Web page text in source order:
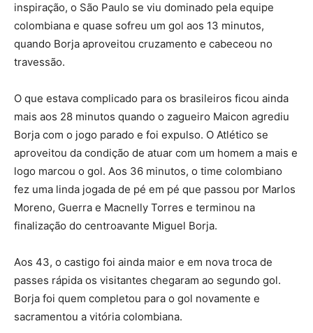
inspiração, o São Paulo se viu dominado pela equipe
colombiana e quase sofreu um gol aos 13 minutos,
quando Borja aproveitou cruzamento e cabeceou no
travessão.
O que estava complicado para os brasileiros ficou ainda
mais aos 28 minutos quando o zagueiro Maicon agrediu
Borja com o jogo parado e foi expulso. O Atlético se
aproveitou da condição de atuar com um homem a mais e
logo marcou o gol. Aos 36 minutos, o time colombiano
fez uma linda jogada de pé em pé que passou por Marlos
Moreno, Guerra e Macnelly Torres e terminou na
finalização do centroavante Miguel Borja.
Aos 43, o castigo foi ainda maior e em nova troca de
passes rápida os visitantes chegaram ao segundo gol.
Borja foi quem completou para o gol novamente e
sacramentou a vitória colombiana.